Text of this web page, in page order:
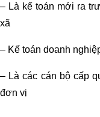
– Là kế toán mới ra
xã
– Kế toán doanh
– Là các cán bộ cấp
đơn vị